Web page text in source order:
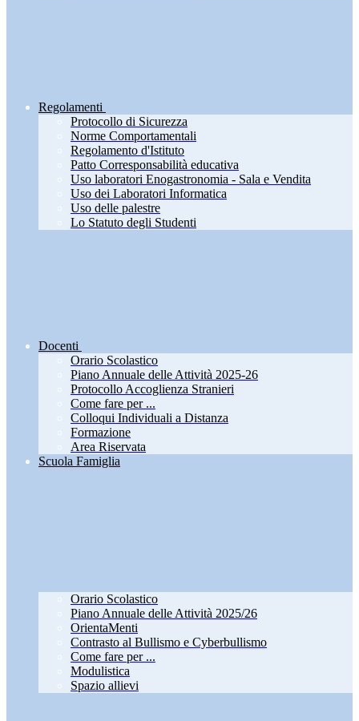
Regolamenti
Protocollo di Sicurezza
Norme Comportamentali
Regolamento d'Istituto
Patto Corresponsabilità educativa
Uso laboratori Enogastronomia - Sala e Vendita
Uso dei Laboratori Informatica
Uso delle palestre
Lo Statuto degli Studenti
Docenti
Orario Scolastico
Piano Annuale delle Attività 2025-26
Protocollo Accoglienza Stranieri
Come fare per ...
Colloqui Individuali a Distanza
Formazione
Area Riservata
Scuola Famiglia
Orario Scolastico
Piano Annuale delle Attività 2025/26
OrientaMenti
Contrasto al Bullismo e Cyberbullismo
Come fare per ...
Modulistica
Spazio allievi